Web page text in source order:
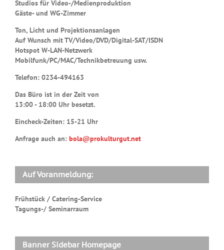
Studios für Video-/Medienproduktion
Gäste- und WG-Zimmer
Ton, Licht und Projektionsanlagen
Auf Wunsch mit TV/Video/DVD/Digital-SAT/ISDN
Hotspot W-LAN-Netzwerk
Mobilfunk/PC/MAC/Technikbetreuung usw.
Telefon: 0234-494163
Das Büro ist in der Zeit von
13:00 - 18:00 Uhr besetzt.
Eincheck-Zeiten: 15-21 Uhr
Anfrage auch an: bola@prokulturgut.net
Auf Voranmeldung:
Frühstück / Catering-Service
Tagungs-/ Seminarraum
Banner Sidebar Homepage